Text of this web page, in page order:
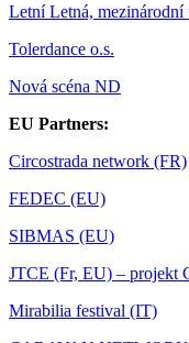
Letní Letná,
Tolerdance o.s.
Nová scéna ND
EU Partners:
Circostrada network (FR)
FEDEC (EU)
SIBMAS (EU)
JTCE (Fr, EU) – projekt
Mirabilia festival (IT)